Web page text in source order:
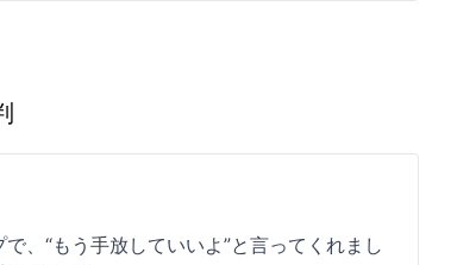
、“もう手放していいよ”と言ってくれまし